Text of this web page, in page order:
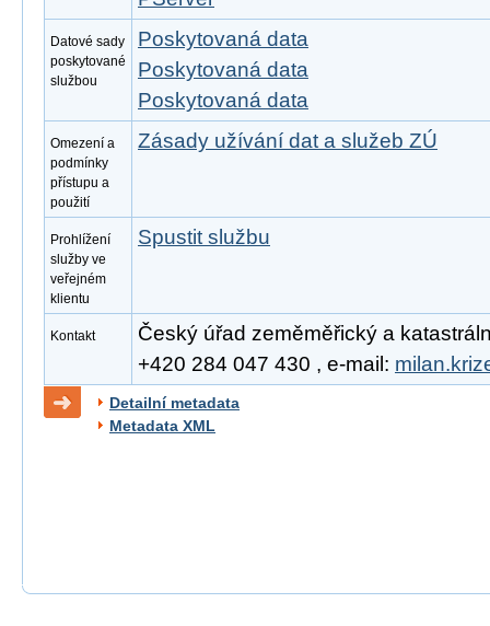
Datové sady
poskytované
službou
Poskytovaná data
Poskytovaná data
Poskytovaná data
Omezení a
podmínky
přístupu a
použití
Zásady užívání dat a služeb ZÚ
Prohlížení
služby ve
veřejném
klientu
Spustit službu
Kontakt
Český úřad zeměměřický a
+420 284 047 430 , e-mail:
Detailní metadata
Metadata XML